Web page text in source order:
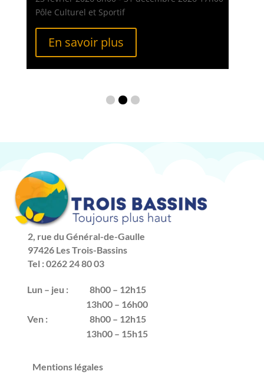
Pôle Culturel et Sportif
En savoir plus
2, rue du Général-de-Gaulle
97426 Les Trois-Bassins
Tel : 0262 24 80 03
Lun – jeu :
8h00 – 12h15
13h00 – 16h00
Ven :
8h00 – 12h15
13h00 – 15h15
Mentions légales